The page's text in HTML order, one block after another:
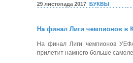
29 листопада 2017 БУКВЫ
На финал Лиги чемпионов в
На финал Лиги чемпионов
прилетит намного больше